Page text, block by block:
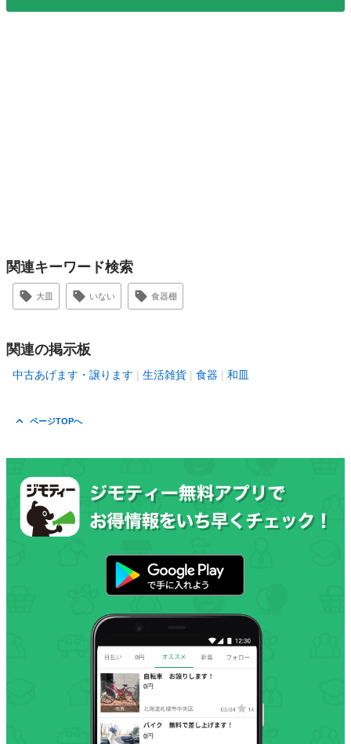
関連キーワード検索
大皿 いない 食器棚
関連の掲示板
中古あげます・譲ります 生活雑貨 食器 和皿
ページTOPへ